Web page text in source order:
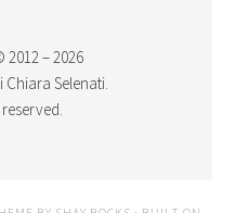
– 2026
Chiara Selenati.